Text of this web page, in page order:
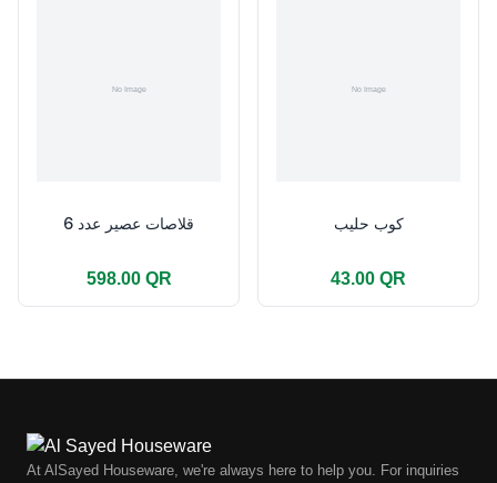
قلاصات عصير عدد 6
598.00 QR
كوب حليب
43.00 QR
At AlSayed Houseware, we're always here to help you. For inquiries